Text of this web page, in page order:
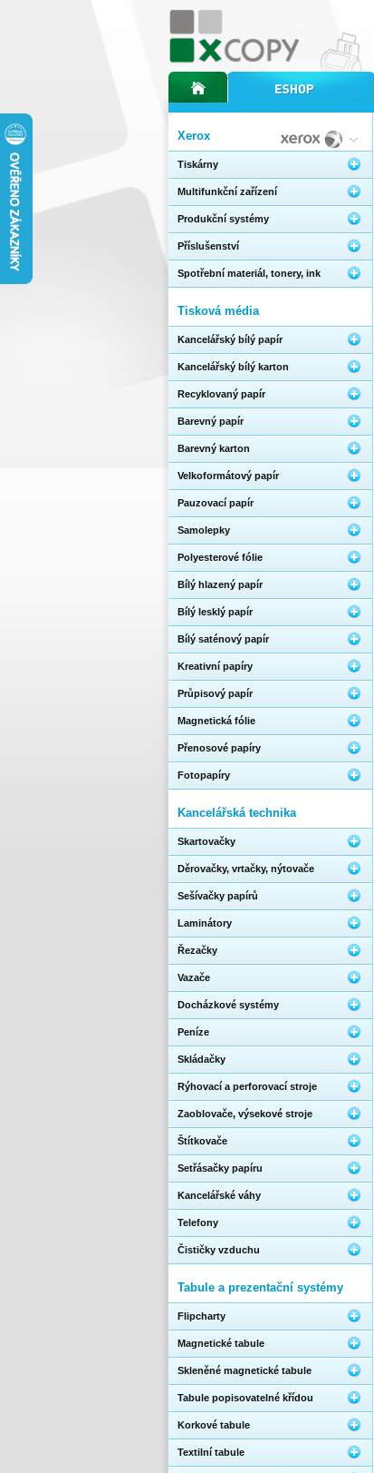
Xerox
Tiskárny
Multifunkční zařízení
Produkční systémy
Příslušenství
Spotřební materiál, tonery, ink
Tisková média
Kancelářský bílý papír
Kancelářský bílý karton
Recyklovaný papír
Barevný papír
Barevný karton
Velkoformátový papír
Pauzovací papír
Samolepky
Polyesterové fólie
Bílý hlazený papír
Bílý lesklý papír
Bílý saténový papír
Kreativní papíry
Průpisový papír
Magnetická fólie
Přenosové papíry
Fotopapíry
Kancelářská technika
Skartovačky
Děrovačky, vrtačky, nýtovače
Sešívačky papírů
Laminátory
Řezačky
Vazače
Docházkové systémy
Peníze
Skládačky
Rýhovací a perforovací stroje
Zaoblovače, výsekové stroje
Štítkovače
Setřásačky papíru
Kancelářské váhy
Telefony
Čističky vzduchu
Tabule a prezentační systémy
Flipcharty
Magnetické tabule
Skleněné magnetické tabule
Tabule popisovatelné křídou
Korkové tabule
Textilní tabule
úvodní stránka xcopyinternetový obchod xcopy